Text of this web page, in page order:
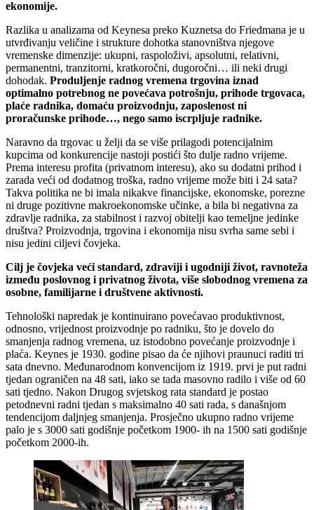
ekonomije.
Razlika u analizama od Keynesa preko Kuznetsa do Friedmana je u
utvrđivanju veličine i strukture dohotka stanovništva njegove
vremenske dimenzije: ukupni, raspoloživi, apsolutni, relativni,
permanentni, tranzitorni, kratkoročni, dugoročni… ili neki drugi
dohodak. Produljenje radnog vremena trgovina iznad
optimalno potrebnog ne povećava potrošnju, prihode trgovaca,
plaće radnika, domaću proizvodnju, zaposlenost ni
proračunske prihode…, nego samo iscrpljuje radnike.
Naravno da trgovac u želji da se više prilagodi potencijalnim
kupcima od konkurencije nastoji postići što dulje radno vrijeme.
Prema interesu profita (privatnom interesu), ako su dodatni prihod i
zarada veći od dodatnog troška, radno vrijeme može biti i 24 sata?
Takva politika ne bi imala nikakve financijske, ekonomske, porezne
ni druge pozitivne makroekonomske učinke, a bila bi negativna za
zdravlje radnika, za stabilnost i razvoj obitelji kao temeljne jedinke
društva? Proizvodnja, trgovina i ekonomija nisu svrha same sebi i
nisu jedini ciljevi čovjeka.
Cilj je čovjeka veći standard, zdraviji i ugodniji život, ravnoteža
između poslovnog i privatnog života, više slobodnog vremena za
osobne, familijarne i društvene aktivnosti.
Tehnološki napredak je kontinuirano povećavao produktivnost,
odnosno, vrijednost proizvodnje po radniku, što je dovelo do
smanjenja radnog vremena, uz istodobno povećanje proizvodnje i
plaća. Keynes je 1930. godine pisao da će njihovi praunuci raditi tri
sata dnevno. Međunarodnom konvencijom iz 1919. prvi je put radni
tjedan ograničen na 48 sati, iako se tada masovno radilo i više od 60
sati tjedno. Nakon Drugog svjetskog rata standard je postao
petodnevni radni tjedan s maksimalno 40 sati rada, s današnjom
tendencijom daljnjeg smanjenja. Prosječno ukupno radno vrijeme
palo je s 3000 sati godišnje početkom 1900- ih na 1500 sati godišnje
početkom 2000-ih.